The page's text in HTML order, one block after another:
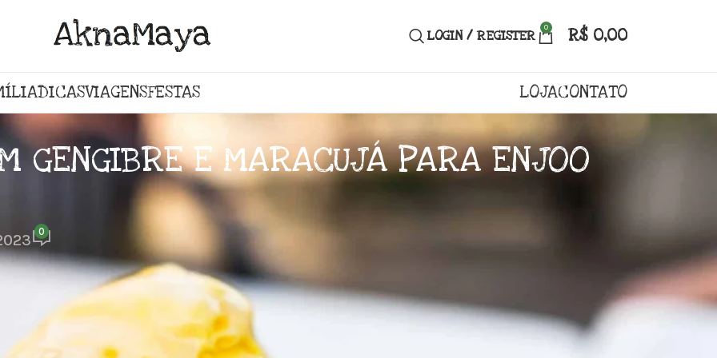
LOGIN / REGISTER 0 R$0,00
DICASVIAGENSFESTAS LOJACONTATO
GENGIBRE E MARACUJÁ PARA ENJOO
0
Aliado ao gengibre e a acidez do maracujá só potencializa esse efeito e
a gestante